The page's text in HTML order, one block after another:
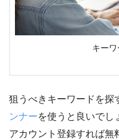
キー
狙うべきキーワードを探
ンナーを使うと良いでし
アカウント登録すれば無